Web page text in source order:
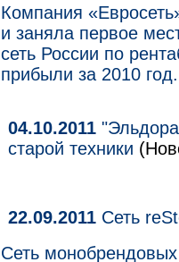
Компания
и заняла первое
сеть России по
прибыли за 2010 год.
04.10.2011
старой техники
22.09.2011 Сеть
Сеть